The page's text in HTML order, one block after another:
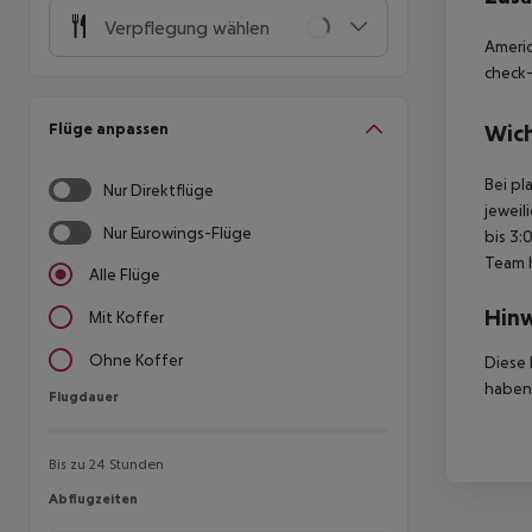
Verpflegung wählen
Flüge anpassen
Nur Direktflüge
Nur Eurowings-Flüge
Alle Flüge
Mit Koffer
Ohne Koffer
Flugdauer
Flugdauer
Bis zu 24 Stunden
Abflugzeiten
Abflugzeiten
Bei
bis
Team
Diese